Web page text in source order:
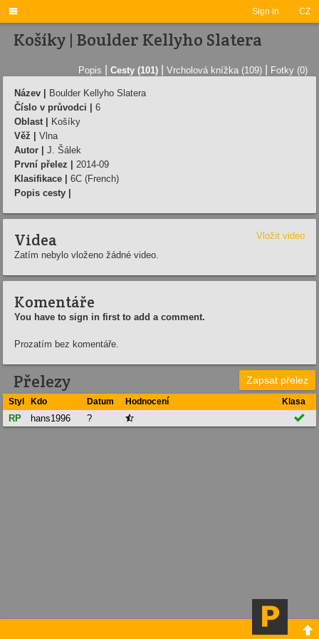
Sign in CZ

Košíky | Boulder Kellyho Slatera
Popis Cesty (101) Vrcholová knížka (109) Fotky (0)
Název |
Boulder Kellyho Slatera
Číslo v průvodci |
6
Oblast |
Košíky
Věž |
Vlna
Autor |
J. Šálek
První přelez |
2014-09
Klasifikace |
6C (French)
Popis cesty |
Videa
Vložit video
Zatím nebylo vloženo žádné video.
Komentáře
You have to sign in first to add a comment.
Prozatím bez komentáře.
Přelezy Zapsat přelez
Styl Kdo Datum Hodnocení Klasa
RP hans1996 ?  
